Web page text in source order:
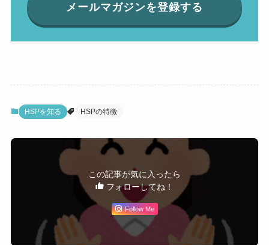
メールマガジンを登録する
HSPを知る HSPの特徴
この記事が気に入ったら
フォローしてね！
Follow Me